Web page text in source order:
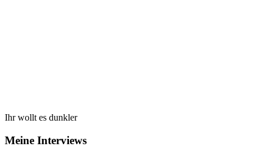
Ihr wollt es dunkler
Meine Interviews